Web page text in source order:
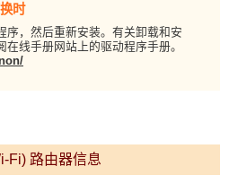
时
序，然后重新安装。有关卸载和安
线手册网站上的驱动程序手册。
Fi) 路由器信息